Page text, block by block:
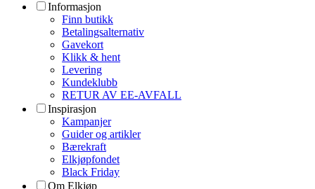
Informasjon
Finn butikk
Betalingsalternativ
Gavekort
Klikk & hent
Levering
Kundeklubb
RETUR AV EE-AVFALL
Inspirasjon
Kampanjer
Guider og artikler
Bærekraft
Elkjøpfondet
Black Friday
Om Elkjøp